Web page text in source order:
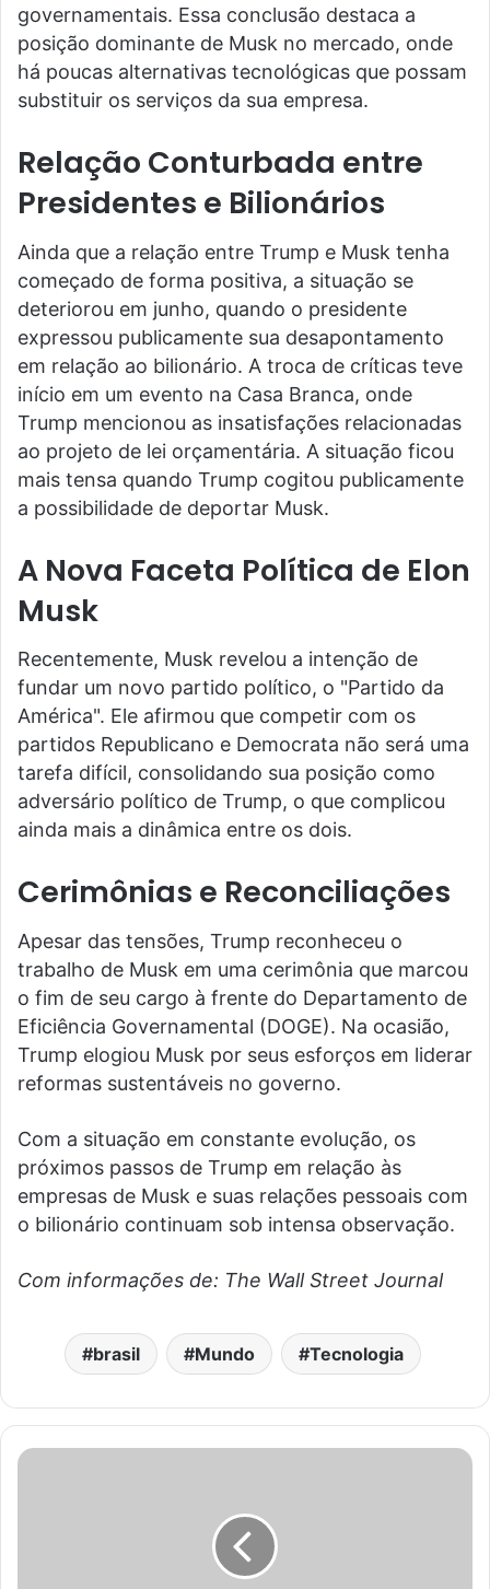
governamentais. Essa conclusão destaca a
posição dominante de Musk no mercado, onde
há poucas alternativas tecnológicas que possam
substituir os serviços da sua empresa.
Relação Conturbada entre
Presidentes e Bilionários
Ainda que a relação entre Trump e Musk tenha
começado de forma positiva, a situação se
deteriorou em junho, quando o presidente
expressou publicamente sua desapontamento
em relação ao bilionário. A troca de críticas teve
início em um evento na Casa Branca, onde
Trump mencionou as insatisfações relacionadas
ao projeto de lei orçamentária. A situação ficou
mais tensa quando Trump cogitou publicamente
a possibilidade de deportar Musk.
A Nova Faceta Política de Elon
Musk
Recentemente, Musk revelou a intenção de
fundar um novo partido político, o "Partido da
América". Ele afirmou que competir com os
partidos Republicano e Democrata não será uma
tarefa difícil, consolidando sua posição como
adversário político de Trump, o que complicou
ainda mais a dinâmica entre os dois.
Cerimônias e Reconciliações
Apesar das tensões, Trump reconheceu o
trabalho de Musk em uma cerimônia que marcou
o fim de seu cargo à frente do Departamento de
Eficiência Governamental (DOGE). Na ocasião,
Trump elogiou Musk por seus esforços em liderar
reformas sustentáveis no governo.
Com a situação em constante evolução, os
próximos passos de Trump em relação às
empresas de Musk e suas relações pessoais com
o bilionário continuam sob intensa observação.
Com informações de: The Wall Street Journal
brasil Mundo Tecnologia